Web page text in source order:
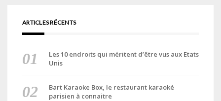
ARTICLES RÉCENTS
Les 10 endroits qui méritent d’être vus aux Etats
Unis
Bart Karaoke Box, le restaurant karaoké
parisien à connaitre